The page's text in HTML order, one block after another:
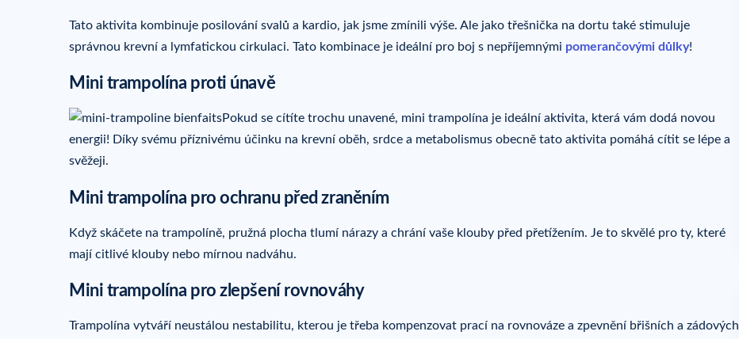
Tato aktivita kombinuje posilování svalů a kardio, jak jsme zmínili výše. Ale jako třešnička na dortu také stimuluje
správnou krevní a lymfatickou cirkulaci. Tato kombinace je ideální pro boj s nepříjemnými pomerančovými důlky!
Mini trampolína proti únavě
Pokud se cítíte trochu unavené, mini trampolína je ideální aktivita, která vám dodá novou
energii! Díky svému příznivému účinku na krevní oběh, srdce a metabolismus obecně tato aktivita pomáhá cítit se lépe a
svěžeji.
Mini trampolína pro ochranu před zraněním
Když skáčete na trampolíně, pružná plocha tlumí nárazy a chrání vaše klouby před přetížením. Je to skvělé pro ty, které
mají citlivé klouby nebo mírnou nadváhu.
Mini trampolína pro zlepšení rovnováhy
Trampolína vytváří neustálou nestabilitu, kterou je třeba kompenzovat prací na rovnováze a zpevnění břišních a zádových